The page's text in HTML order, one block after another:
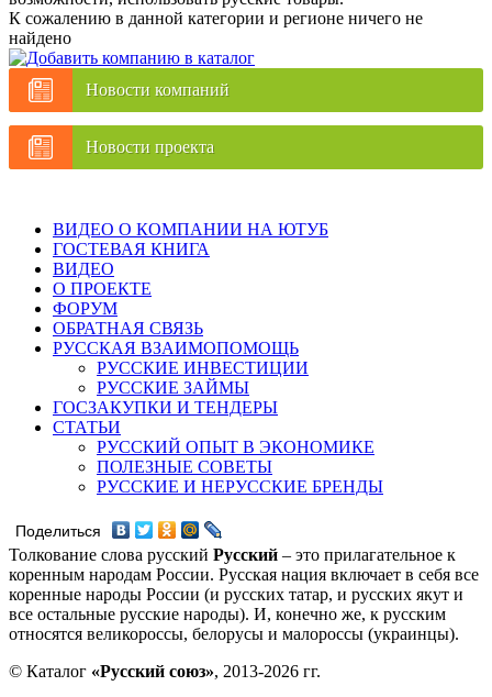
К сожалению в данной категории и регионе ничего не
найдено
Новости компаний
Новости проекта
ВИДЕО О КОМПАНИИ НА ЮТУБ
ГОСТЕВАЯ КНИГА
ВИДЕО
О ПРОЕКТЕ
ФОРУМ
ОБРАТНАЯ СВЯЗЬ
РУССКАЯ ВЗАИМОПОМОЩЬ
РУССКИЕ ИНВЕСТИЦИИ
РУССКИЕ ЗАЙМЫ
ГОСЗАКУПКИ И ТЕНДЕРЫ
СТАТЬИ
РУССКИЙ ОПЫТ В ЭКОНОМИКЕ
ПОЛЕЗНЫЕ СОВЕТЫ
РУССКИЕ И НЕРУССКИЕ БРЕНДЫ
Поделиться
Толкование слова русский Русский – это прилагательное к
коренным народам России. Русская нация включает в себя все
коренные народы России (и русских татар, и русских якут и
все остальные русские народы). И, конечно же, к русским
относятся великороссы, белорусы и малороссы (украинцы).
© Каталог «Русский союз», 2013-2026 гг.